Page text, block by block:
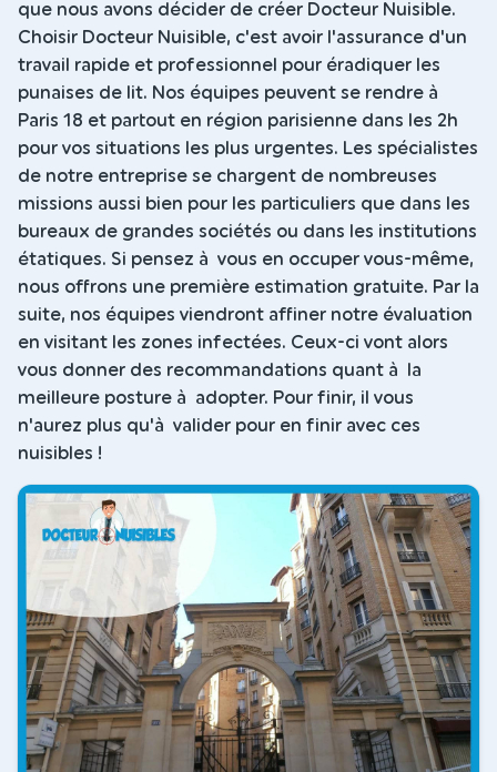
que nous avons décider de créer Docteur Nuisible.
Choisir Docteur Nuisible, c'est avoir l'assurance d'un
travail rapide et professionnel pour éradiquer les
punaises de lit. Nos équipes peuvent se rendre à
Paris 18 et partout en région parisienne dans les 2h
pour vos situations les plus urgentes. Les spécialistes
de notre entreprise se chargent de nombreuses
missions aussi bien pour les particuliers que dans les
bureaux de grandes sociétés ou dans les institutions
étatiques. Si pensez à vous en occuper vous-même,
nous offrons une première estimation gratuite. Par la
suite, nos équipes viendront affiner notre évaluation
en visitant les zones infectées. Ceux-ci vont alors
vous donner des recommandations quant à la
meilleure posture à adopter. Pour finir, il vous
n'aurez plus qu'à valider pour en finir avec ces
nuisibles !